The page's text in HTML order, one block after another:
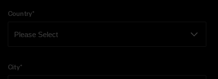
Country*
City*